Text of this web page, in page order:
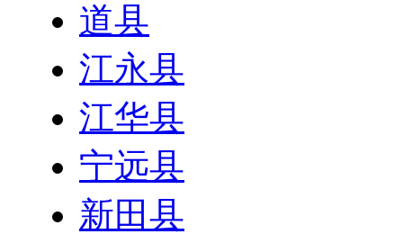
道县
江永县
江华县
宁远县
新田县